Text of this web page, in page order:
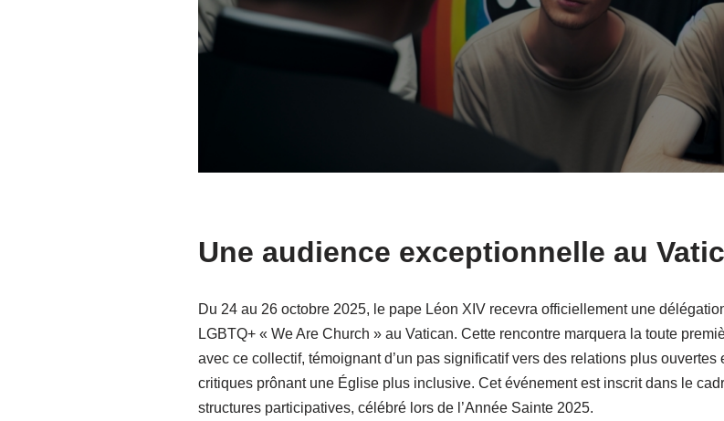
Une audience exceptionnelle au
Du 24 au 26 octobre 2025, le pape Léon XIV recevra officiellement une
LGBTQ+ « We Are Church » au Vatican. Cette rencontre marquera la toute
avec ce collectif, témoignant d’un pas significatif vers des relations plus
critiques prônant une Église plus inclusive. Cet événement est inscrit dans le
structures participatives, célébré lors de l’Année Sainte 2025.